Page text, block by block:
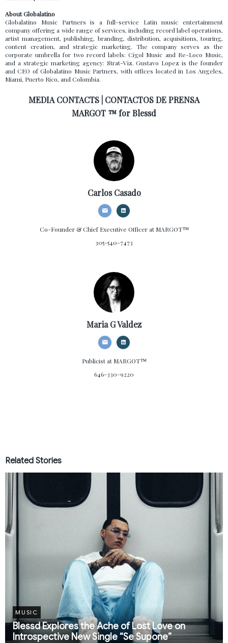
About Globalatino
Globalatino Music Partners is a full-service Latin music entertainment
company offering a wide range of services, including record label operations,
artist management, publishing, branding, distribution, acquisitions, touring,
content creation, and strategic marketing. The company serves as the
corporate umbrella for two record labels: Cigol Music and Re-Loco Music,
and a strategic marketing agency: Strat-Viz. Gustavo Lopez is the founder
and CEO of Globalatino Music Partners, with offices located in Los Angeles,
Miami, Puerto Rico, and Colombia.
MEDIA CONTACTS | CONTACTOS DE PRENSA
MARGOT ™ for Blessd
Carlos Casado
Co-Founder & Chief Executive Officerat MARGOT™
305-540-7473
Maria G Valdez
Publicistat MARGOT™
646-330-9220
Related Stories
MUSIC
Blessd Explores the Ache of Lost Love on
Introspective New Single “Se Supone”